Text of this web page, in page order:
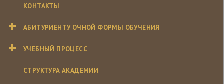
КОНТАКТЫ
АБИТУРИЕНТУ ОЧНОЙ ФОРМЫ ОБУЧЕНИЯ
УЧЕБНЫЙ ПРОЦЕСС
СТРУКТУРА АКАДЕМИИ